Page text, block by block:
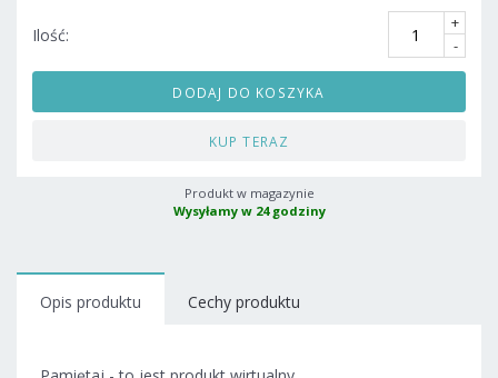
Ilość:
+
-
DODAJ DO KOSZYKA
KUP TERAZ
Produkt w magazynie
Wysyłamy w 24 godziny
Opis produktu Cechy produktu